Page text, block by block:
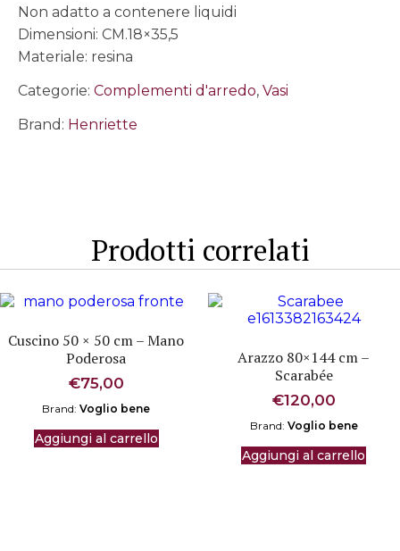
Non adatto a contenere liquidi
Dimensioni: CM.18×35,5
Materiale: resina
Categorie: Complementi d'arredo, Vasi
Brand: Henriette
Prodotti correlati
Cuscino 50 × 50 cm – Mano
Poderosa
€75,00
Brand:Voglio bene
Aggiungi al carrello
Arazzo 80×144 cm –
Scarabée
€120,00
Brand: Voglio bene
Aggiungi al carrello